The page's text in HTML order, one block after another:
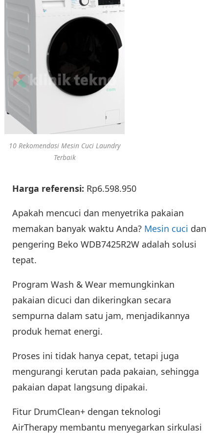
10 Rekomendasi Mesin Cuci Laundry
Terbaik
Harga referensi: Rp6.598.950
Apakah mencuci dan menyetrika pakaian
memakan banyak waktu Anda? Mesin cuci dan
pengering Beko WDB7425R2W adalah solusi
tepat.
Program Wash & Wear memungkinkan
pakaian dicuci dan dikeringkan secara
sempurna dalam satu jam, menjadikannya
produk hemat energi.
Proses ini tidak hanya cepat, tetapi juga
mengurangi kerutan pada pakaian, sehingga
pakaian dapat langsung dipakai.
Fitur DrumClean+ dengan teknologi
AirTherapy membantu menyegarkan sirkulasi